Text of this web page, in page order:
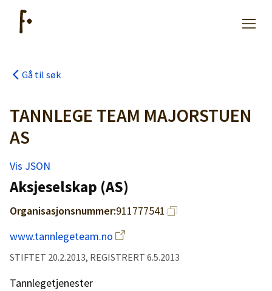
Hjelp
Kjøpe lister
Priser
Logg inn
Gå til søk
TANNLEGE TEAM MAJORSTUEN
AS
Vis JSON
Aksjeselskap (AS)
Organisasjonsnummer:911777541
www.tannlegeteam.no
STIFTET 20.2.2013, REGISTRERT 6.5.2013
Tannlegetjenester